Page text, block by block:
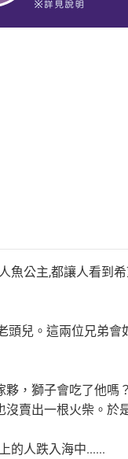
公主,都讓人看到
頭兒。這兩位兄弟
，獅子會吃了他嗎？
賣出一根火柴。於
的人跌入海中......